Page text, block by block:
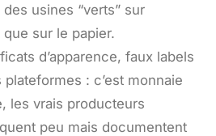
usines “verts” sur
sur le papier.
d’apparence, faux labels
: c’est monnaie
les vrais producteurs
peu mais documentent